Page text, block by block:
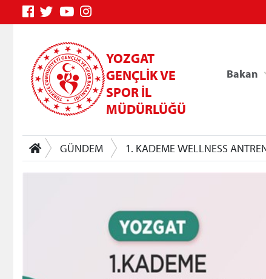
YOZGAT
GENÇLİK VE
SPOR İL
MÜDÜRLÜĞÜ
Bakan
GÜNDEM 1. KADEME WELLNESS
Genç Bilgi Sistemi